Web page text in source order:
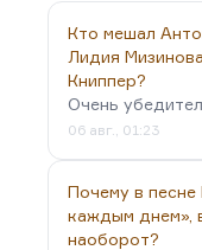
Кто мешал
Лидия
Книппер?
Очень
06 авг., 01:23
Почему в песне
каждым днем»,
наоборот?